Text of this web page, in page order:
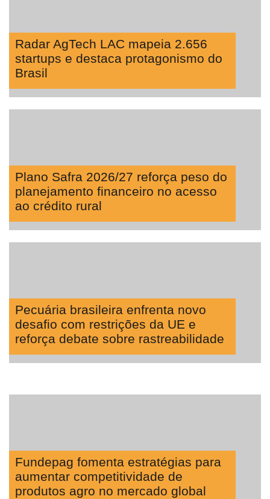
Radar AgTech LAC mapeia 2.656
startups e destaca protagonismo do
Brasil
Plano Safra 2026/27 reforça peso do
planejamento financeiro no acesso
ao crédito rural
Pecuária brasileira enfrenta novo
desafio com restrições da UE e
reforça debate sobre rastreabilidade
Fundepag fomenta estratégias para
aumentar competitividade de
produtos agro no mercado global